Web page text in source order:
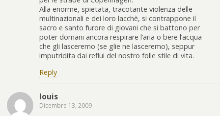
Alla enorme, spietata, tracotante violenza delle
multinazionali e dei loro lacchè, si contrappone il
sacro e santo furore di giovani che si battono per
poter domani ancora respirare l’aria o bere l’acqua
che gli lasceremo (se glie ne lasceremo), seppur
imputridita dai reflui del nostro folle stile di vita.
Reply
louis
Dicembre 13, 2009